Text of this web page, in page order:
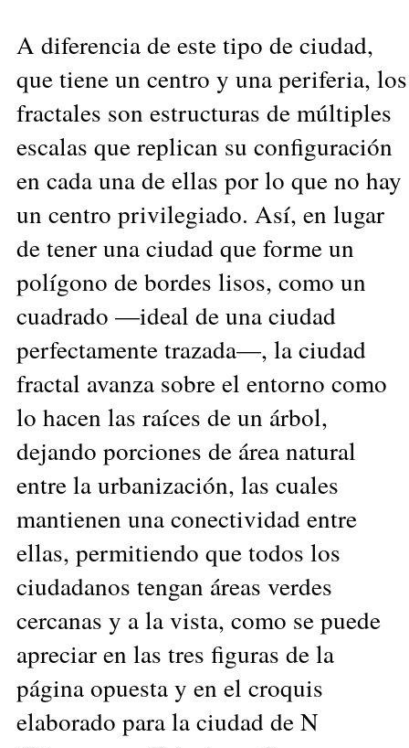
A diferencia de este tipo de ciudad,
que tiene un centro y una periferia, los
fractales son estructuras de múltiples
escalas que replican su configuración
en cada una de ellas por lo que no hay
un centro privilegiado. Así, en lugar
de tener una ciudad que forme un
polígono de bordes lisos, como un
cuadrado —ideal de una ciudad
perfectamente trazada—, la ciudad
fractal avanza sobre el entorno como
lo hacen las raíces de un árbol,
dejando porciones de área natural
entre la urbanización, las cuales
mantienen una conectividad entre
ellas, permitiendo que todos los
ciudadanos tengan áreas verdes
cercanas y a la vista, como se puede
apreciar en las tres figuras de la
página opuesta y en el croquis
elaborado para la ciudad de N